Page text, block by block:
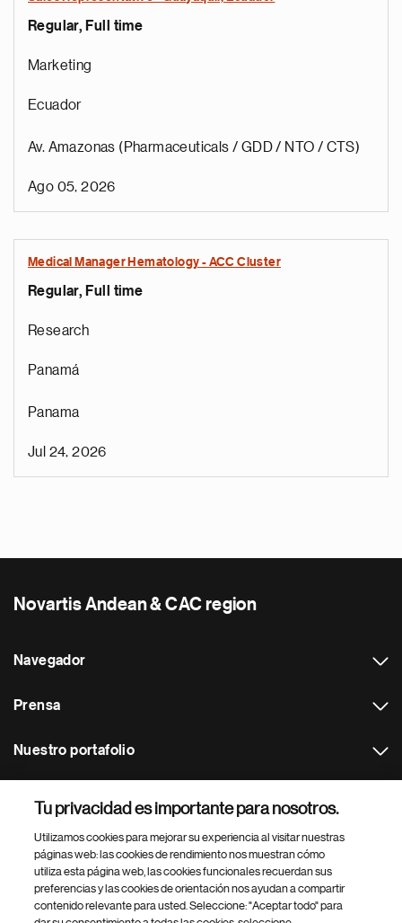
Regular, Full time
Marketing
Ecuador
Av. Amazonas (Pharmaceuticals / GDD / NTO / CTS)
Ago 05, 2026
Medical Manager Hematology - ACC Cluster
Regular, Full time
Research
Panamá
Panama
Jul 24, 2026
Novartis Andean & CAC region
Navegador
Prensa
Nuestro portafolio
Footer Site Search
Tu privacidad es importante para nosotros.
Utilizamos cookies para mejorar su experiencia al visitar nuestras
páginas web: las cookies de rendimiento nos muestran cómo
utiliza esta página web, las cookies funcionales recuerdan sus
preferencias y las cookies de orientación nos ayudan a compartir
contenido relevante para usted. Seleccione: "Aceptar todo" para